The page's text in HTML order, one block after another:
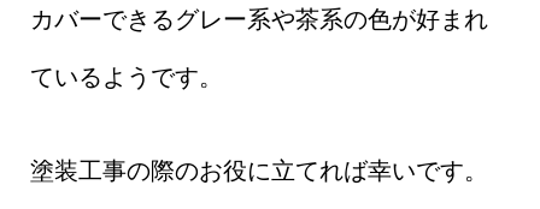
カバーできるグレー系や茶系の色が好まれ
ているようです。
塗装工事の際のお役に立てれば幸いです。